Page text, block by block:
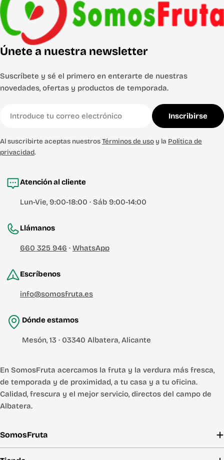
Únete a nuestra newsletter
Suscríbete y sé el primero en enterarte de nuestras
novedades, ofertas y productos de temporada.
electrónico
Inscribirse
Al suscribirte aceptas nuestrosTérminos de uso y la Política de
privacidad.
Atención al cliente
Lun-Vie, 9:00-18:00 · Sáb 9:00-14:00
Llámanos
660 325 946 · WhatsApp
Escríbenos
info@somosfruta.es
Dónde estamos
Mesón, 13 · 03340 Albatera, Alicante
En SomosFruta acercamos la fruta y la verdura más fresca,
de temporada y de proximidad, a tu casa y a tu oficina.
Calidad, frescura y el mejor servicio, directos del campo de
Albatera.
SomosFruta